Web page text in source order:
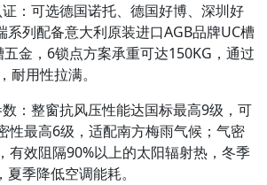
选德国诺托、德国好博、深圳好
系列配备意大利原装进口AGB品牌UC槽
金，6锁点方案承重可达150KG，通过
耐用性拉满。
抗风压性能达国标最高9级，可
性最高6级，适配南方梅雨气候；气密
有效阻隔90%以上的太阳辐射热，冬季
季降低空调能耗。